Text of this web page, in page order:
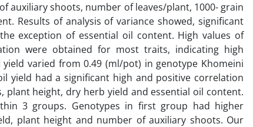
auxiliary shoots, number of leaves/plant, 1000- grain
Results of analysis of variance showed, significant
exception of essential oil content. High values of
were obtained for most traits, indicating high
varied from 0.49 (ml/pot) in genotype Khomeini
yield had a significant high and positive correlation
height, dry herb yield and essential oil content.
3 groups. Genotypes in first group had higher
plant height and number of auxiliary shoots. Our